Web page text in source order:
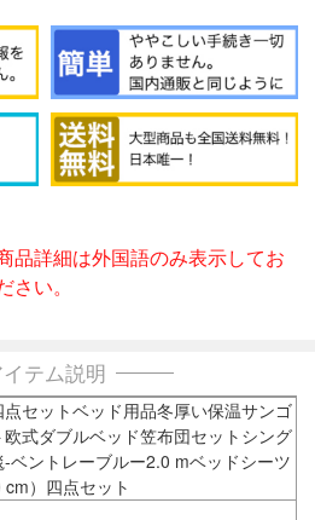
品詳細は外国語のみ表示してお
い。
イテム説明
セットベッド用品冬厚い保温サンゴ
式ダブルベッド笠布団セットシング
ベントレーブルー2.0 mベッドシーツ
cm）四点セット